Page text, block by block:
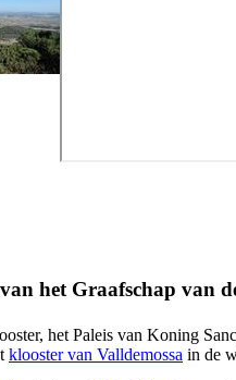
het Graafschap van
het Paleis van Koning
klooster van Valldemossa in de